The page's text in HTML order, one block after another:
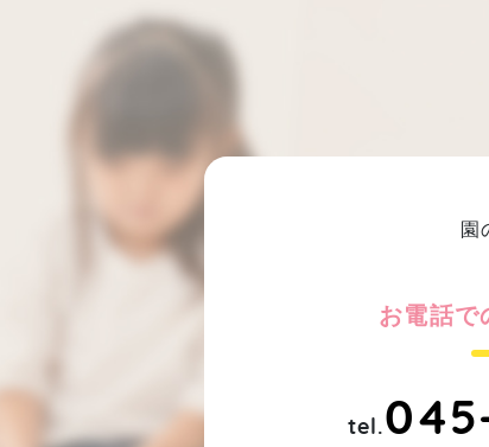
園
お電話で
tel.